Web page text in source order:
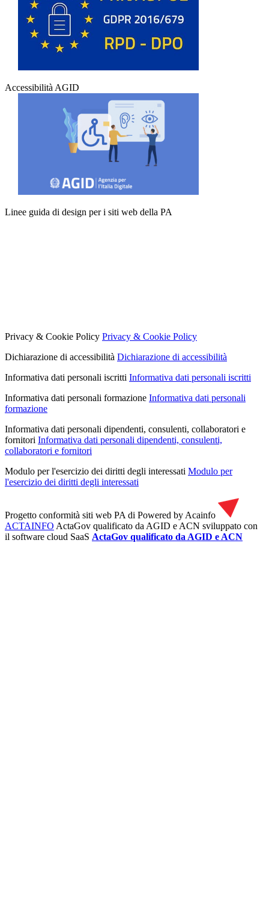
Accessibilità AGID
Linee guida di design per i siti web della PA
Privacy & Cookie Policy Privacy & Cookie Policy
Dichiarazione di accessibilità Dichiarazione di accessibilità
Informativa dati personali iscritti Informativa dati personali iscritti
Informativa dati personali formazione Informativa dati personali
formazione
Informativa dati personali dipendenti, consulenti, collaboratori e
fornitori Informativa dati personali dipendenti, consulenti,
collaboratori e fornitori
Modulo per l'esercizio dei diritti degli interessati Modulo per
l'esercizio dei diritti degli interessati
Progetto conformità siti web PA di Powered by Acainfo
ACTAINFO ActaGov qualificato da AGID e ACN sviluppato con
il software cloud SaaS ActaGov qualificato da AGID e ACN